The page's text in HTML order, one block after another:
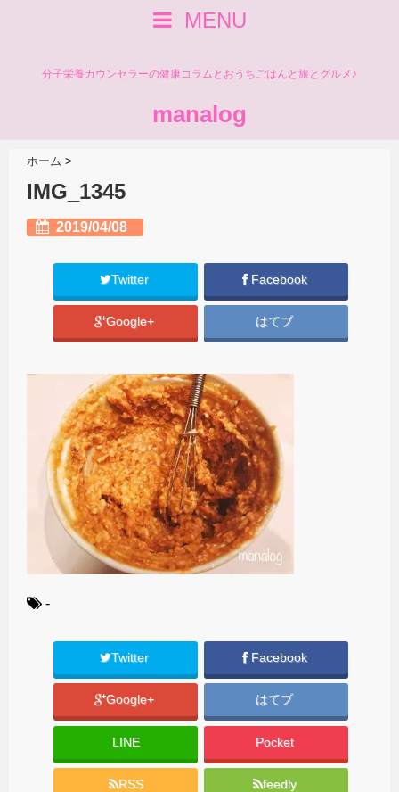
MENU
分子栄養カウンセラーの健康コラムとおうちごはんと旅とグルメ♪
manalog
ホーム >
IMG_1345
2019/04/08
Twitter Facebook
Google+ はてブ
-
Twitter Facebook
Google+ はてブ
LINE Pocket
RSS feedly